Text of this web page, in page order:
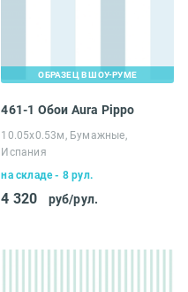
ОБРАЗЕЦ В ШОУ-РУМЕ
461-1 Обои Aura Pippo
10.05х0.53м, Бумажные,
Испания
на складе - 8 рул.
4 320 руб/рул.